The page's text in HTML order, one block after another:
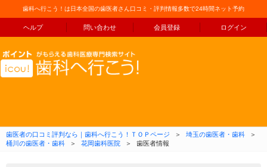
歯科へ行こう！は日本全国の歯医者さん口コミ・評判情報多数で24時間ネット予約
ヘルプ 問い合わせ 会員登録 ログイン
コンテンツへ移動
歯医者の口コミ評判なら｜歯科へ行こう！ＴＯＰページ ＞ 埼玉の歯医者・歯科
＞
桶川の歯医者・歯科
＞ 花岡歯科医院 ＞ 歯医者情報